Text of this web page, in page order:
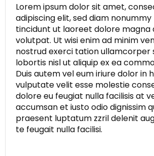
Lorem ipsum dolor sit amet,
adipiscing elit, sed diam
tincidunt ut laoreet dolore magna
volutpat. Ut wisi enim ad minim
nostrud exerci tation ullamcorper
lobortis nisl ut aliquip ex ea
Duis autem vel eum iriure dolor in
vulputate velit esse molestie
dolore eu feugiat nulla facilisis at
accumsan et iusto odio dignissim
praesent luptatum zzril delenit
te feugait nulla facilisi.